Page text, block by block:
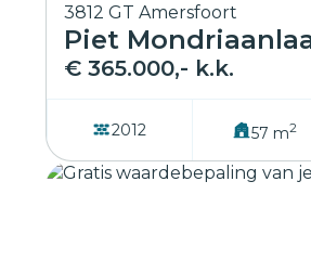
3812 GT Amersfoort
Piet
€ 365.000,- k.k.
2012 57 m2